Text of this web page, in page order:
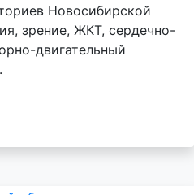
Новосибирской
зрение, ЖКТ, сердечно-
двигательный